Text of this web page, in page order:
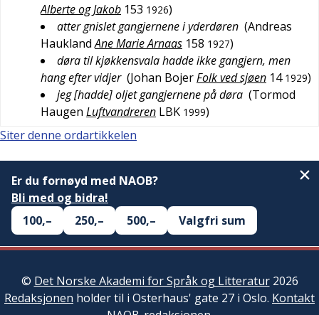
Alberte og Jakob 153 1926)
atter gnislet gangjernene i yderdøren (Andreas
Haukland Ane Marie Arnaas 158 1927)
døra til kjøkkensvala hadde ikke gangjern, men
hang efter vidjer (Johan BojerFolk ved sjøen 14 1929)
jeg [hadde] oljet gangjernene på døra (Tormod
Haugen Luftvandreren LBK 1999)
Siter denne ordartikkelen
Er du fornøyd med NAOB?
Bli med og bidra!
100,–
250,– 500,– Valgfri sum
© Det Norske Akademi for Språk og Litteratur2026
Redaksjonen holder til i Osterhaus' gate 27 i Oslo. Kontakt